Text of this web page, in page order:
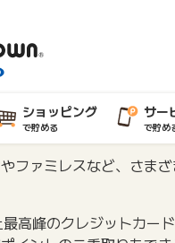
ショッピング
で貯める
サー
で貯め
ファミレスなど、さま
高峰のクレジットカー